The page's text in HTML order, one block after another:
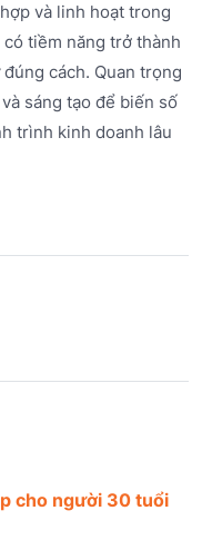
và linh hoạt trong
tiềm năng trở thành
cách. Quan trọng
sáng tạo để biến số
trình kinh doanh lâu
cho người 30 tuổi